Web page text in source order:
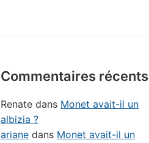
Commentaires récents
Renate dans Monet avait-il un
albizia ?
ariane dans Monet avait-il un